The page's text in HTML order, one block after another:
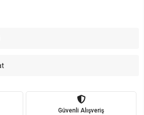
Güvenli Alışveriş